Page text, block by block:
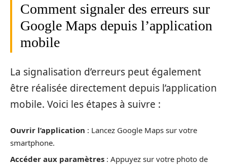
Comment signaler des erreurs sur
Google Maps depuis l’application
mobile
La signalisation d’erreurs peut également
être réalisée directement depuis l’application
mobile. Voici les étapes à suivre :
Ouvrir l’application : Lancez Google Maps sur votre
smartphone.
Accéder aux paramètres : Appuyez sur votre photo de